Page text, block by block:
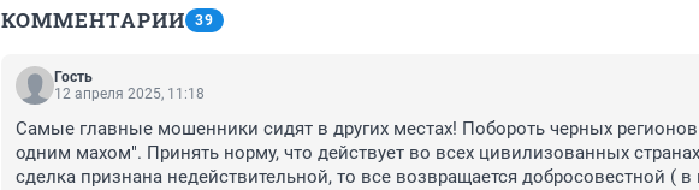
КОММЕНТАРИИ 39
Гость
12 апреля 2025, 11:18
Самые главные мошенники сидят в других местах! Побороть черных
одним махом". Принять норму, что действует во всех цивилизованных
сделка признана недействительной, то все возвращается добросовестной (